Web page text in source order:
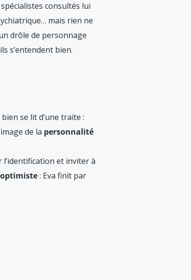
consultés lui
mais rien ne
drôle de personnage
s’entendent bien.
se lit d’une traite :
de la personnalité
l’identification et inviter à
: Eva finit par